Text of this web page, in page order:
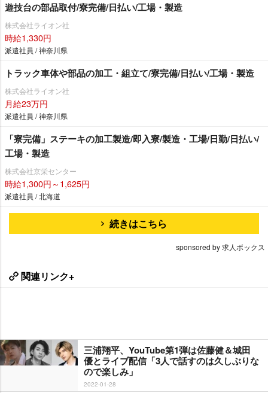
遊技台の部品取付/寮完備/日払い/工場・製造
株式会社ライオン社
時給1,330円
派遣社員 / 神奈川県
トラック車体や部品の加工・組立て/寮完備/日払い/工場・製造
株式会社ライオン社
月給23万円
派遣社員 / 神奈川県
「寮完備」ステーキの加工製造/即入寮/製造・工場/日勤/日払い/
工場・製造
株式会社京栄センター
時給1,300円～1,625円
派遣社員 / 北海道
続きはこちら
sponsored by 求人ボックス
関連リンク+
三浦翔平、YouTube第1弾は佐藤健＆城田
優とライブ配信「3人で話すのは久しぶりな
ので楽しみ」
2022-01-28